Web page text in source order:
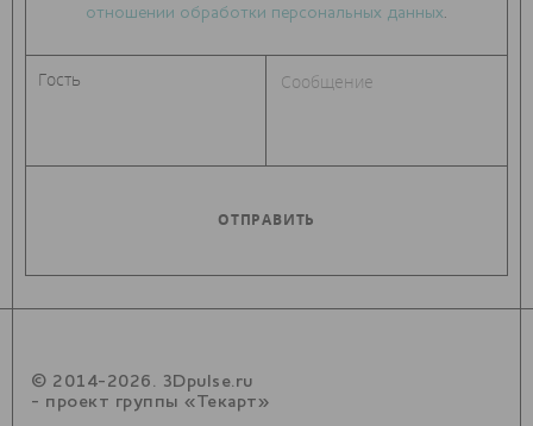
отношении обработки персональных данных
© 2014-2026. 3Dpulse.ru
- проект группы «Текарт»